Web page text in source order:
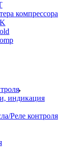
компрессора
индикация
Реле контроля